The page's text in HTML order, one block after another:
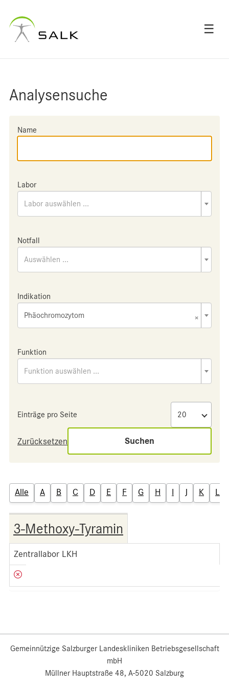
☰
Analysensuche
Name
Labor
Labor auswählen ...
Notfall
Auswählen ...
Indikation
×
Phäochromozytom
Funktion
Funktion auswählen ...
Einträge pro Seite
Zurücksetzen Suchen
Alle A B C D E F G H I J K L
3-Methoxy-Tyramin
Zentrallabor LKH
Gemeinnützige Salzburger Landeskliniken Betriebsgesellschaft
mbH
Müllner Hauptstraße 48, A-5020 Salzburg